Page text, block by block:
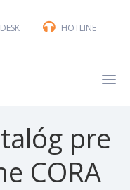
HOTLINE
pre
CORA